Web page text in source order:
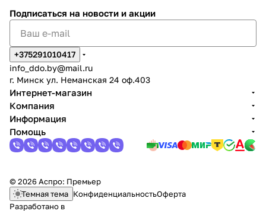
Подписаться на новости и акции
+375291010417
info_ddo.by@mail.ru
г. Минск ул. Неманская 24 оф.403
Интернет-магазин
Компания
Информация
Помощь
© 2026 Аспро: Премьер
Темная тема КонфиденциальностьОферта
Разработано в